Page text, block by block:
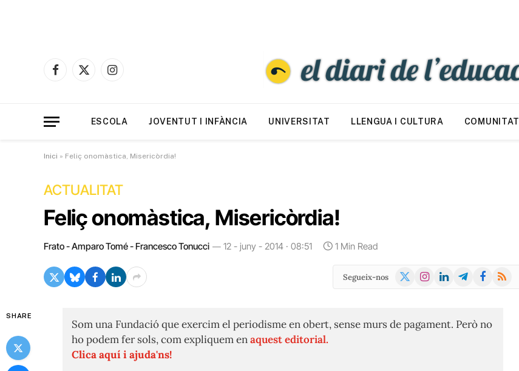
Facebook
X
Instagram
ESCOLA JOVENTUT I INFÀNCIA UNIVERSITAT LLENGUA I CULTURA COMUNITAT
Inici » Feliç onomàstica, Misericòrdia!
ACTUALITAT
Feliç onomàstica, Misericòrdia!
Frato - Amparo Tomé - Francesco Tonucci 12 - juny - 2014 · 08:51 1 Min Read
Segueix-nos
X
Instagram
LinkedInTelegramFacebook
RSS
SHARE
Som una Fundació que exercim el periodisme en obert, sense murs de pagament. Però no
ho podem fer sols, com expliquem enaquest editorial.
Clica aquí i ajuda'ns!